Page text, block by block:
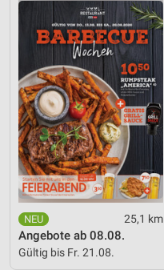
25,1 km
Angebote ab 08.08.
Gültig bis Fr. 21.08.